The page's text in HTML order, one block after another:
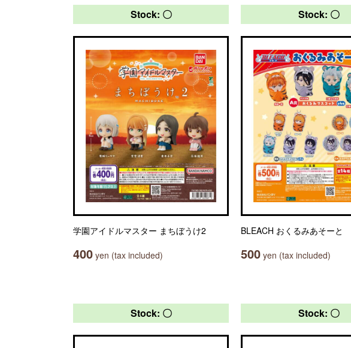
Stock: 〇
学園アイドルマスター まちぼうけ2
400 yen (tax included)
Stock: 〇
BLEACH おくるみあそーと
500 yen (tax included)
Stock: 〇 Stock: 〇